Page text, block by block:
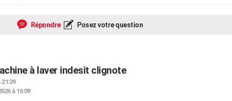
Répondre Posez votre question
à laver indesit clignote
21:39
à 16:09